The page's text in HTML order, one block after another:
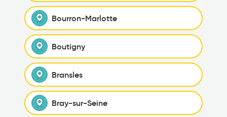
Bourron-Marlotte
Boutigny
Bransles
Bray-sur-Seine